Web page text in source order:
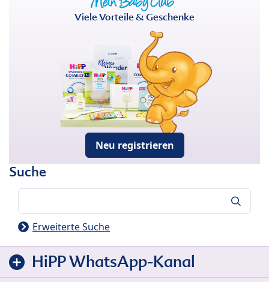
Viele Vorteile & Geschenke
Neu registrieren
Suche
Erweiterte Suche
HiPP WhatsApp-Kanal